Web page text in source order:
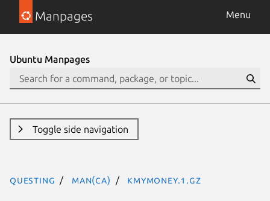
Manpages Menu
Ubuntu Manpages
Toggle side navigation
questing man(ca) kmymoney.1.gz